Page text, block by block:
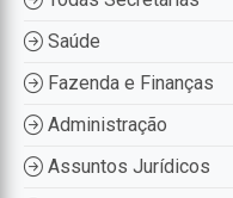
Saúde
Fazenda e Finanças
Administração
Assuntos Jurídicos